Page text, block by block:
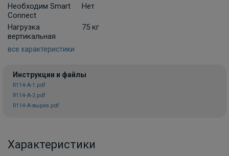
(Россия)
В НАЛИЧИИ
Необходим Smart
Connect
Нет
Нагрузка
вертикальная
75 кг
все характеристики
Инструкции и файлы
R114-A-1.pdf
R114-A-2.pdf
R114-A-вырез.pdf
Характеристики